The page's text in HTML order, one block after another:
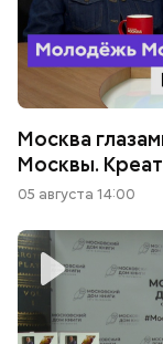
Москва
Москвы.
05 августа 14:00